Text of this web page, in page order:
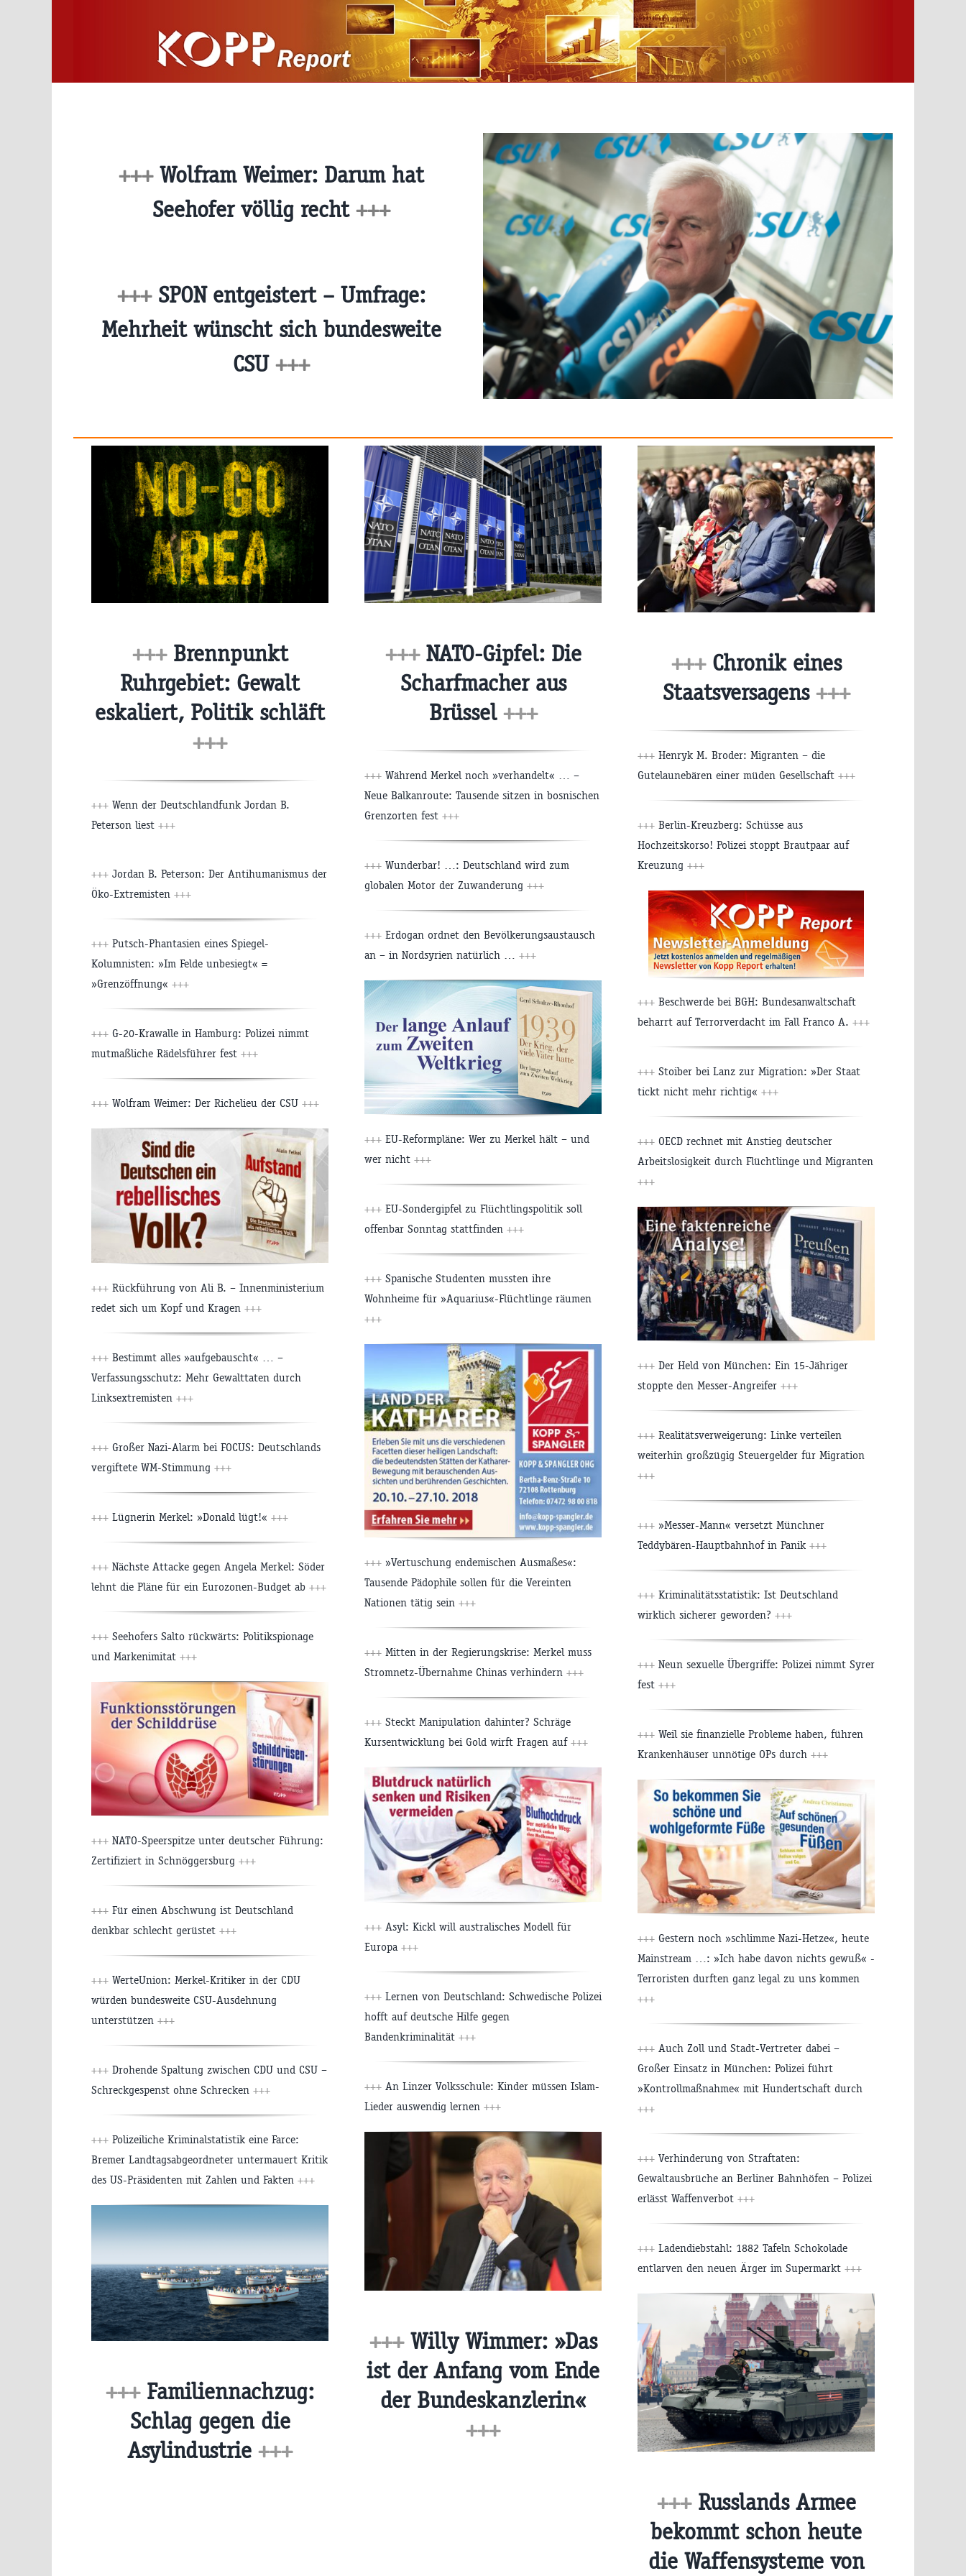
+++ Wolfram Weimer: Darum hat
Seehofer völlig recht +++
+++ SPON entgeistert – Umfrage:
Mehrheit wünscht sich bundesweite
CSU +++
+++ Brennpunkt
Ruhrgebiet: Gewalt
eskaliert, Politik schläft
+++
+++ Wenn der Deutschlandfunk Jordan B.
Peterson liest +++
+++ Jordan B. Peterson: Der Antihumanismus der
Öko-Extremisten +++
+++ Putsch-Phantasien eines Spiegel-
Kolumnisten: »Im Felde unbesiegt« =
»Grenzöffnung« +++
+++ G-20-Krawalle in Hamburg: Polizei nimmt
mutmaßliche Rädelsführer fest +++
+++ Wolfram Weimer: Der Richelieu der CSU +++
+++ Rückführung von Ali B. – Innenministerium
redet sich um Kopf und Kragen +++
+++ Bestimmt alles »aufgebauscht« … –
Verfassungsschutz: Mehr Gewalttaten durch
Linksextremisten +++
+++ Großer Nazi-Alarm bei FOCUS: Deutschlands
vergiftete WM-Stimmung +++
+++ Lügnerin Merkel: »Donald lügt!« +++
+++ Nächste Attacke gegen Angela Merkel: Söder
lehnt die Pläne für ein Eurozonen-Budget ab +++
+++ Seehofers Salto rückwärts: Politikspionage
und Markenimitat +++
+++ NATO-Speerspitze unter deutscher Führung:
Zertifiziert in Schnöggersburg +++
+++ Für einen Abschwung ist Deutschland
denkbar schlecht gerüstet +++
+++ WerteUnion: Merkel-Kritiker in der CDU
würden bundesweite CSU-Ausdehnung
unterstützen +++
+++ Drohende Spaltung zwischen CDU und CSU –
Schreckgespenst ohne Schrecken +++
+++ Polizeiliche Kriminalstatistik eine Farce:
Bremer Landtagsabgeordneter untermauert Kritik
des US-Präsidenten mit Zahlen und Fakten +++
+++ Familiennachzug:
Schlag gegen die
Asylindustrie +++
+++ NATO-Gipfel: Die
Scharfmacher aus
Brüssel +++
+++ Während Merkel noch »verhandelt« … –
Neue Balkanroute: Tausende sitzen in bosnischen
Grenzorten fest +++
+++ Wunderbar! …: Deutschland wird zum
globalen Motor der Zuwanderung +++
+++ Erdogan ordnet den Bevölkerungsaustausch
an – in Nordsyrien natürlich … +++
+++ EU-Reformpläne: Wer zu Merkel hält – und
wer nicht +++
+++ EU-Sondergipfel zu Flüchtlingspolitik soll
offenbar Sonntag stattfinden +++
+++ Spanische Studenten mussten ihre
Wohnheime für »Aquarius«-Flüchtlinge räumen
+++
+++ »Vertuschung endemischen Ausmaßes«:
Tausende Pädophile sollen für die Vereinten
Nationen tätig sein +++
+++ Mitten in der Regierungskrise: Merkel muss
Stromnetz-Übernahme Chinas verhindern +++
+++ Steckt Manipulation dahinter? Schräge
Kursentwicklung bei Gold wirft Fragen auf +++
+++ Asyl: Kickl will australisches Modell für
Europa +++
+++ Lernen von Deutschland: Schwedische Polizei
hofft auf deutsche Hilfe gegen
Bandenkriminalität +++
+++ An Linzer Volksschule: Kinder müssen Islam-
Lieder auswendig lernen +++
+++ Willy Wimmer: »Das
ist der Anfang vom Ende
der Bundeskanzlerin«
+++
+++ Chronik eines
Staatsversagens +++
+++ Henryk M. Broder: Migranten – die
Gutelaunebären einer müden Gesellschaft +++
+++ Berlin-Kreuzberg: Schüsse aus
Hochzeitskorso! Polizei stoppt Brautpaar auf
Kreuzung +++
+++ Beschwerde bei BGH: Bundesanwaltschaft
beharrt auf Terrorverdacht im Fall Franco A. +++
+++ Stoiber bei Lanz zur Migration: »Der Staat
tickt nicht mehr richtig« +++
+++ OECD rechnet mit Anstieg deutscher
Arbeitslosigkeit durch Flüchtlinge und Migranten
+++
+++ Der Held von München: Ein 15-Jähriger
stoppte den Messer-Angreifer +++
+++ Realitätsverweigerung: Linke verteilen
weiterhin großzügig Steuergelder für Migration
+++
+++ »Messer-Mann« versetzt Münchner
Teddybären-Hauptbahnhof in Panik +++
+++ Kriminalitätsstatistik: Ist Deutschland
wirklich sicherer geworden? +++
+++ Neun sexuelle Übergriffe: Polizei nimmt Syrer
fest +++
+++ Weil sie finanzielle Probleme haben, führen
Krankenhäuser unnötige OPs durch +++
+++ Gestern noch »schlimme Nazi-Hetze«, heute
Mainstream …: »Ich habe davon nichts gewuß« -
Terroristen durften ganz legal zu uns kommen
+++
+++ Auch Zoll und Stadt-Vertreter dabei –
Großer Einsatz in München: Polizei führt
»Kontrollmaßnahme« mit Hundertschaft durch
+++
+++ Verhinderung von Straftaten:
Gewaltausbrüche an Berliner Bahnhöfen – Polizei
erlässt Waffenverbot +++
+++ Ladendiebstahl: 1882 Tafeln Schokolade
entlarven den neuen Ärger im Supermarkt +++
+++ Russlands Armee
bekommt schon heute
die Waffensysteme von